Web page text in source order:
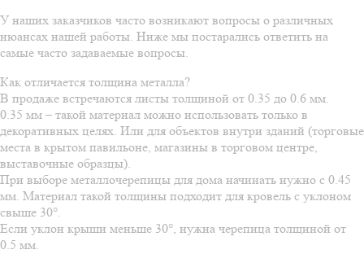
У наших заказчиков часто возникают вопросы о различных
нюансах нашей работы. Ниже мы постарались ответить на
самые часто задаваемые вопросы.
Как отличается толщина металла?
В продаже встречаются листы толщиной от 0.35 до 0.6 мм.
0.35 мм – такой материал можно использовать только в
декоративных целях. Или для объектов внутри зданий (торговые
места в крытом павильоне, магазины в торговом центре,
выставочные образцы).
При выборе металлочерепицы для дома начинать нужно с 0.45
мм. Материал такой толщины подходит для кровель с уклоном
свыше 30°.
Если уклон крыши меньше 30°, нужна черепица толщиной от
0.5 мм.